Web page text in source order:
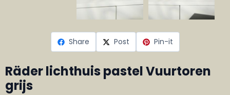
Share Post Pin-it
Räder lichthuis pastel Vuurtoren
grijs